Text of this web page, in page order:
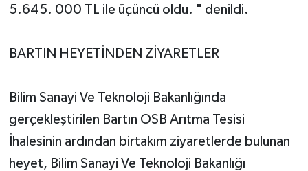
5.645. 000 TL ile üçüncü oldu. " denildi.
BARTIN HEYETİNDEN ZİYARETLER
Bilim Sanayi Ve Teknoloji Bakanlığında
gerçekleştirilen Bartın OSB Arıtma Tesisi
İhalesinin ardından birtakım ziyaretlerde bulunan
heyet, Bilim Sanayi Ve Teknoloji Bakanlığı